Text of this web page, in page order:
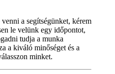
a segítségünket, kérem
le velünk egy időpontot,
tudja a munka
a kiváló minőséget és a
minket.